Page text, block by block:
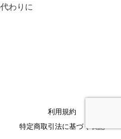
わりに
利用規約
特定商取引法に基づく表記